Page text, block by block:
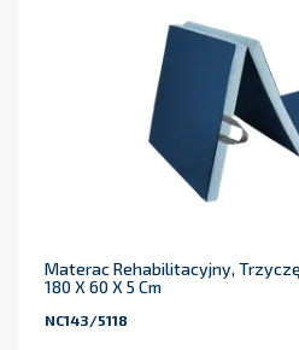
Materac Rehabilitacyjny,
180 X 60 X 5 Cm
NC143/5118